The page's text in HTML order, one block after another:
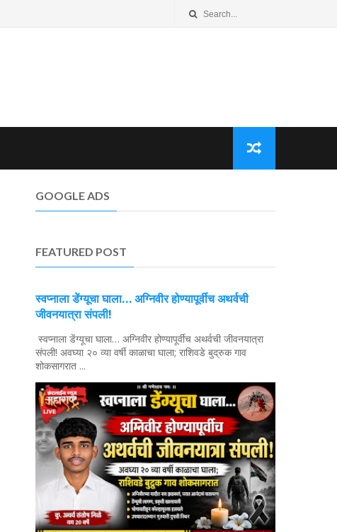
GOOGLE ADS
FEATURED POST
स्वप्नाला डेंग्यूचा घाला… अग्निवीर होण्यापूर्वीच अथर्वची
जीवनयात्रा संपली!
स्वप्नाला डेंग्यूचा घाला… अग्निवीर होण्यापूर्वीच अथर्वची जीवनयात्रा
संपली! अवघ्या २० व्या वर्षी काळाचा घाला; राशिवडे बुद्रुक गाव
शोकसागरात ...